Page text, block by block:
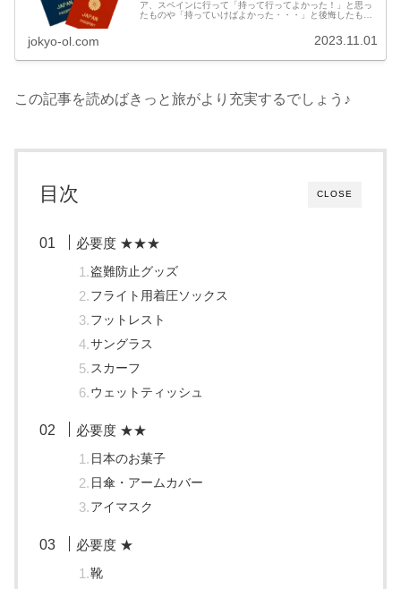
ア、スペインに行って「持って行ってよかった！」と思っ
たものや「持っていけばよかった・・・」と後悔したもの
jokyo-ol.com 2023.11.01
この記事を読めばきっと旅がより充実するでしょう♪
CLOSE
目次
必要度 ★★★
盗難防止グッズ
フライト用着圧ソックス
フットレスト
サングラス
スカーフ
ウェットティッシュ
必要度 ★★
日本のお菓子
日傘・アームカバー
アイマスク
必要度 ★
靴